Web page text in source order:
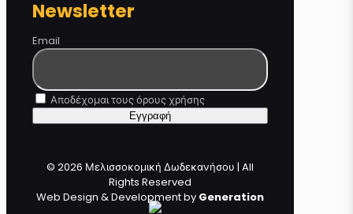
Newsletter
Email
Αποδέχομαι τους όρους χρήσης
© 2026 Μελισσοκομική Δωδεκανήσου | All
Rights Reserved
Web Design & Development by Generation